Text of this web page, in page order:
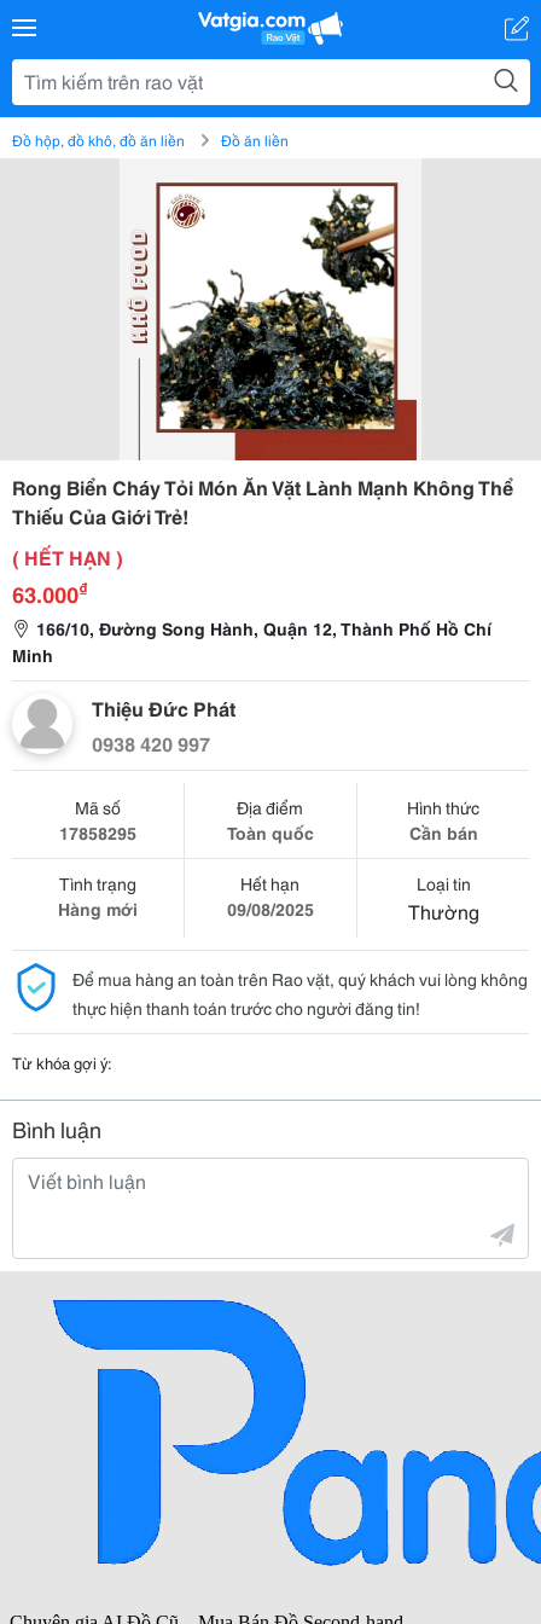
Đồ hộp, đồ khô, đồ ăn liền Đồ ăn liền
Rong Biển Cháy Tỏi Món Ăn Vặt Lành Mạnh Không Thể
Thiếu Của Giới Trẻ!
( HẾT HẠN )
63.000₫
166/10, Đường Song Hành, Quận 12, Thành Phố Hồ Chí
Minh
Thiệu Đức Phát
0938 420 997
Mã số
17858295
Địa điểm
Toàn quốc
Hình thức
Cần bán
Tình trạng
Hàng mới
Hết hạn
09/08/2025
Loại tin
Thường
Để mua hàng an toàn trên Rao vặt, quý khách vui lòng không
thực hiện thanh toán trước cho người đăng tin!
Từ khóa gợi ý:
Bình luận